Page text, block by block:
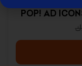
POP! AD